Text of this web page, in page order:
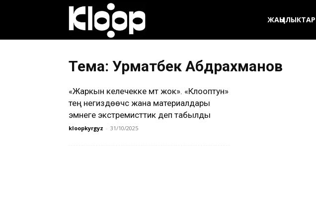
кыргызча
ЖАҢЫЛЫКТАР
Тема: Урматбек Абдрахманов
«Жаркын келечекке үмүт жок». «Клооптун»
тең негиздөөчүсү жана материалдары
эмнеге экстремисттик деп табылды
kloopkyrgyz - 31/10/2025